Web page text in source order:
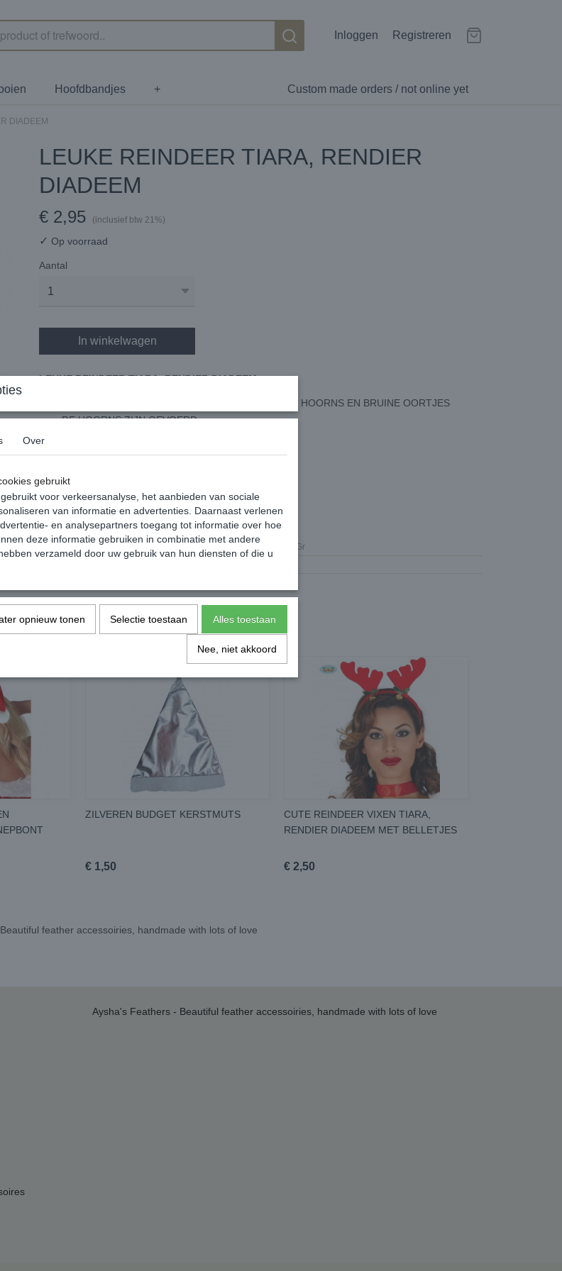
Inloggen Registreren
Custom made orders / not online yet
Hoofdbandjes +
DIADEEM
LEUKE REINDEER TIARA, RENDIER
DIADEEM
€ 2,95 (inclusief btw 21%)
✓ Op voorraad
Aantal
In winkelwagen
LEUKE REINDEER TIARA, RENDIER DIADEEM
GROENE DIADEEM MET AAIBARE RODE RENDIER HOORNS EN BRUINE OORTJES
DE HOORNS ZIJN GEVOERD
Specificaties
Productcode leverancier
XMASA4Gr
ZILVEREN BUDGET KERSTMUTS
€ 1,50
CUTE REINDEER VIXEN TIARA,
RENDIER DIADEEM MET BELLETJES
€ 2,50
feather accessoiries, handmade with lots of love
Aysha's Feathers - Beautiful feather accessoiries, handmade with lots of love
Over
gebruikt
voor verkeersanalyse, het aanbieden van sociale
van informatie en advertenties. Daarnaast verlenen
en analysepartners toegang tot informatie over hoe
deze informatie gebruiken in combinatie met andere
verzameld door uw gebruik van hun diensten of die u
opnieuw tonen Selectie toestaan Alles toestaan
Nee, niet akkoord